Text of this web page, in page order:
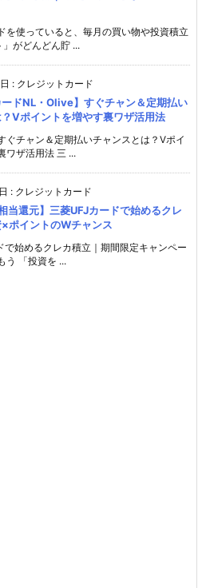
を使っていると、毎月の買い物や投資積立
がどんどん貯 ...
: クレジットカード
ードNL・Olive】すぐチャン＆定期払い
Vポイントを増やす裏ワザ活用法
ぐチャン＆定期払いチャンスとは？Vポイ
ワザ活用法 三 ...
: クレジットカード
当還元】三菱UFJカードで始めるクレ
ポイントのWチャンス
で始めるクレカ積立｜期間限定キャンペー
う 「投資を ...